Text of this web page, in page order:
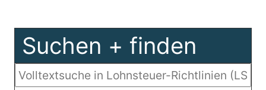
Suchen + finden